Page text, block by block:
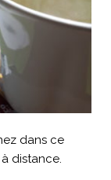
dans ce
distance.